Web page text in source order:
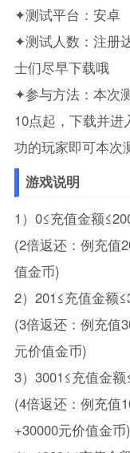
✦测试平台：安卓
✦测试人数：注册
士们尽早下载哦
✦参与方法：本次
10点起，下载并
功的玩家即可本次
游戏说明
1）0≤充值金额
(2倍返还：例充值
值金币)
2）201≤充值金额
(3倍返还：例充值
元价值金币)
3）3001≤充值金
(4倍返还：例充值
+30000元价值金币)